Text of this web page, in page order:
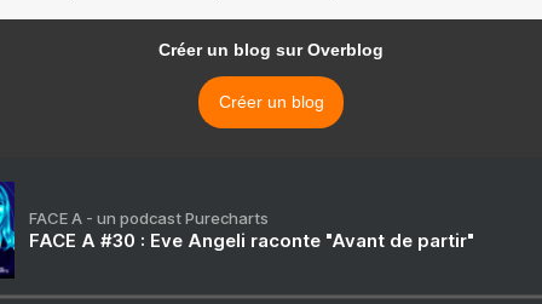
Créer un blog sur Overblog
Créer un blog
FACE A - un podcast Purecharts
FACE A #30 : Eve Angeli raconte "Avant de partir"